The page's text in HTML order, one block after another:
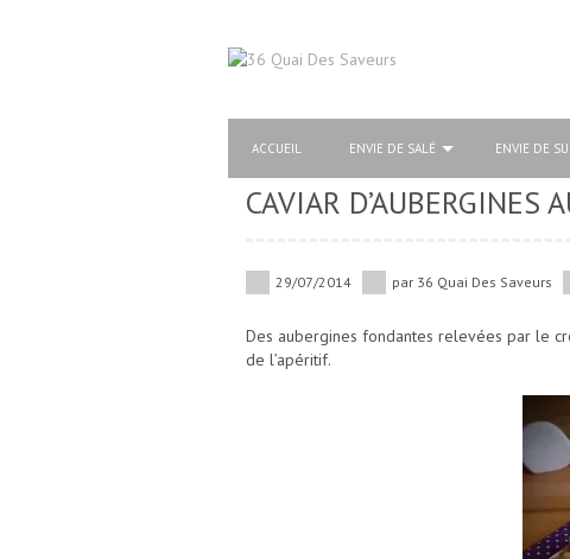
ACCUEIL ENVIE DE SALÉ ENVIE DE
CAVIAR D’AUBERGINES
29/07/2014 par 36 Quai Des Saveurs
Des aubergines fondantes relevées par le
de l’apéritif.